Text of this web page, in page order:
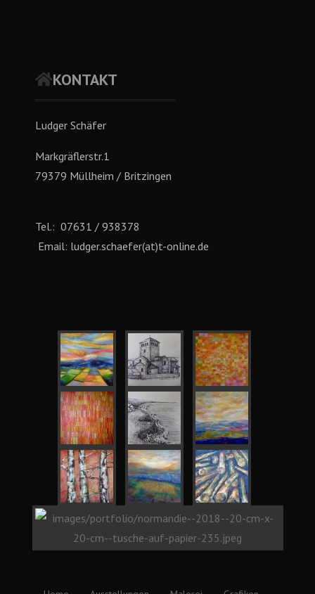
KONTAKT
Ludger Schäfer
Markgräflerstr.1
79379 Müllheim / Britzingen
Tel.: 07631 / 938378
Email: ludger.schaefer(at)t-online.de